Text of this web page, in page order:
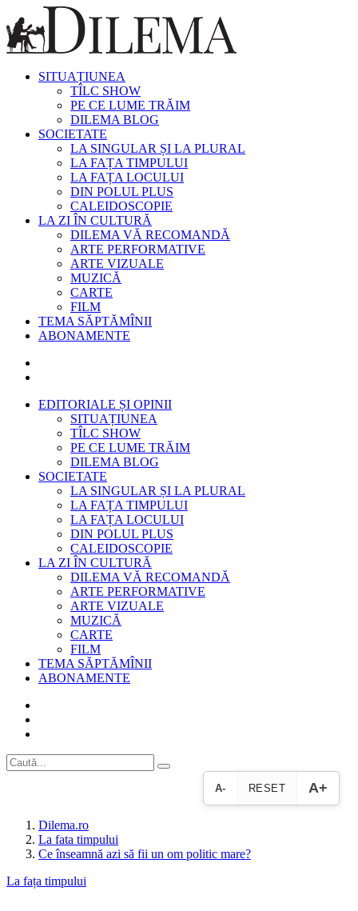
SITUAȚIUNEA
TÎLC SHOW
PE CE LUME TRĂIM
DILEMA BLOG
SOCIETATE
LA SINGULAR ȘI LA PLURAL
LA FAȚA TIMPULUI
LA FAȚA LOCULUI
DIN POLUL PLUS
CALEIDOSCOPIE
LA ZI ÎN CULTURĂ
DILEMA VĂ RECOMANDĂ
ARTE PERFORMATIVE
ARTE VIZUALE
MUZICĂ
CARTE
FILM
TEMA SĂPTĂMÎNII
ABONAMENTE
EDITORIALE ȘI OPINII
SITUAȚIUNEA
TÎLC SHOW
PE CE LUME TRĂIM
DILEMA BLOG
SOCIETATE
LA SINGULAR ȘI LA PLURAL
LA FAȚA TIMPULUI
LA FAȚA LOCULUI
DIN POLUL PLUS
CALEIDOSCOPIE
LA ZI ÎN CULTURĂ
DILEMA VĂ RECOMANDĂ
ARTE PERFORMATIVE
ARTE VIZUALE
MUZICĂ
CARTE
FILM
TEMA SĂPTĂMÎNII
ABONAMENTE
A- RESET A+
Dilema.ro
La fata timpului
Ce înseamnă azi să fii un om politic mare?
La fața timpului